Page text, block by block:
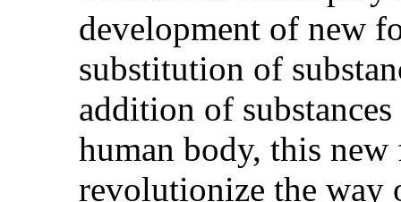
development of new
substitution of
addition of
human body, this
revolutionize the way